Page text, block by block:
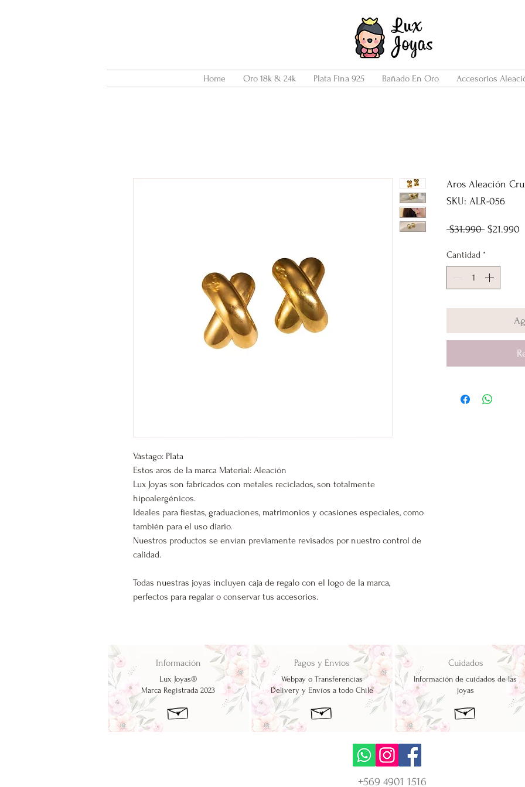
Home Oro 18k & 24k Plata Fina 925 Bañado En Oro Accesorios
Vástago: Plata
Estos aros de la marca Material: Aleación
Lux Joyas son fabricados con metales reciclados, son totalmente
hipoalergénicos.
Ideales para fiestas, graduaciones, matrimonios y ocasiones especiales, como
también para el uso diario.
Nuestros productos se envían previamente revisados por nuestro control de
calidad.
Todas nuestras joyas incluyen caja de regalo con el logo de la marca,
perfectos para regalar o conservar tus accesorios.
Aros Aleación
SKU: ALR-056
$31.990 Precio
$21.990
Cantidad *
Información
Lux Joyas®
Marca Registrada 2023
Pagos y Envíos
Webpay o Transferencias
Delivery y Envíos a todo Chile
Cuidados
Información de cuidados de las
joyas
+569 4901 1516